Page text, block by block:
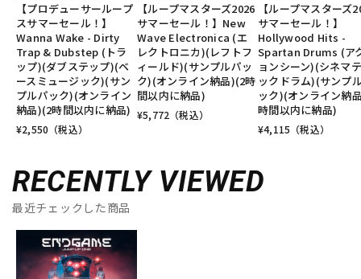
【プロデューサーループ
スサマーセール！】
Wanna Wake - Dirty
Trap & Dubstep (トラ
ップ)(ダブステップ)(ベ
ースミュージック)(サン
プルパック)(オンライン
納品)(2時間以内に納品)
¥2,550 （税込）
【ループマスターズ2026
サマーセール！】New
Wave Electronica (エ
レクトロニカ)(レフトフ
ィールド)(サンプルパッ
ク)(オンライン納品)(2時
間以内に納品)
¥5,772 （税込）
【ループマスターズ
サマーセール！】
Hollywood Hits -
Spartan Drums (ア
ョンシーン)(シネマ
ックドラム)(サンプ
ック)(オンライン納
時間以内に納品)
¥4,115 （税込）
RECENTLY VIEWED
最近チェックした商品